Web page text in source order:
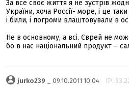
За все своє життя я не зустрів
України, хоча Россії- море, і це
і били, і погроми влаштовували в
Не в основному, а всі. Єврей не
бо в нас національний продукт –
jurko239 _ 09.10.2011 10:04 IP: